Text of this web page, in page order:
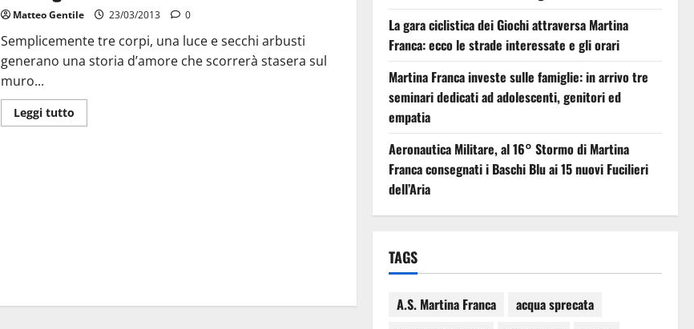
Matteo Gentile 23/03/2013 0
Semplicemente tre corpi, una luce e secchi arbusti
generano una storia d’amore che scorrerà stasera sul
muro...
Leggi tutto
La gara ciclistica dei Giochi attraversa Martina
Franca: ecco le strade interessate e gli orari
Martina Franca investe sulle famiglie: in arrivo tre
seminari dedicati ad adolescenti, genitori ed
empatia
Aeronautica Militare, al 16° Stormo di Martina
Franca consegnati i Baschi Blu ai 15 nuovi Fucilieri
dell’Aria
TAGS
A.S. Martina Franca
acqua sprecata